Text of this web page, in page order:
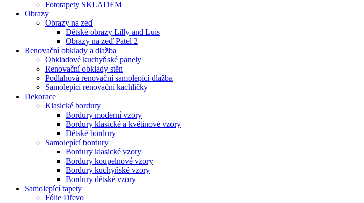
Fototapety SKLADEM
Obrazy
Obrazy na zeď
Dětské obrazy Lilly and Luis
Obrazy na zeď Patel 2
Renovační obklady a dlažba
Obkladové kuchyňské panely
Renovační obklady stěn
Podlahová renovační samolepící dlažba
Samolepící renovační kachličky
Dekorace
Klasické bordury
Bordury moderní vzory
Bordury klasické a květinové vzory
Dětské bordury
Samolepící bordury
Bordury klasické vzory
Bordury koupelnové vzory
Bordury kuchyňské vzory
Bordury dětské vzory
Samolepící tapety
Fólie Dřevo